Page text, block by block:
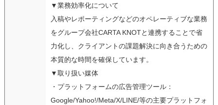
▼業務効率化について
入稿やレポーティングなどのオペレーティブな業務
をグループ会社CARTA KNOTと連携することで省
力化し、クライアントの課題解決に向き合うための
本質的な時間を確保しています。
▼取り扱い媒体
・プラットフォームの広告管理ツール：
Google/Yahoo!/Meta/X/LINE/等の主要プラットフォ